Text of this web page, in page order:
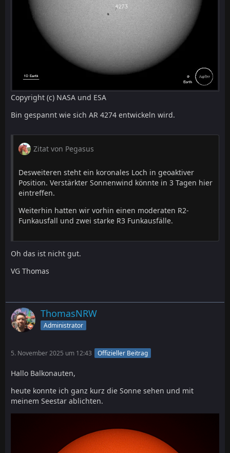
Copyright (c) NASA und ESA
Bin gespannt wie sich AR 4274 entwickeln wird.
Zitat von Pegasus
Desweiteren steht ein koronales Loch in geoaktiver
Position. Verstärkter Sonnenwind könnte in 3 Tagen hier
eintreffen.
Weiterhin hatten wir vorhin einen moderaten R2-
Funkausfall und zwei starke R3 Funkausfälle.
Oh das ist nicht gut.
VG Thomas
ThomasNRW
Administrator
5. November 2025 um 12:43 Offizieller Beitrag
Hallo Balkonauten,
heute konnte ich ganz kurz die Sonne sehen und mit
meinem Seestar ablichten.